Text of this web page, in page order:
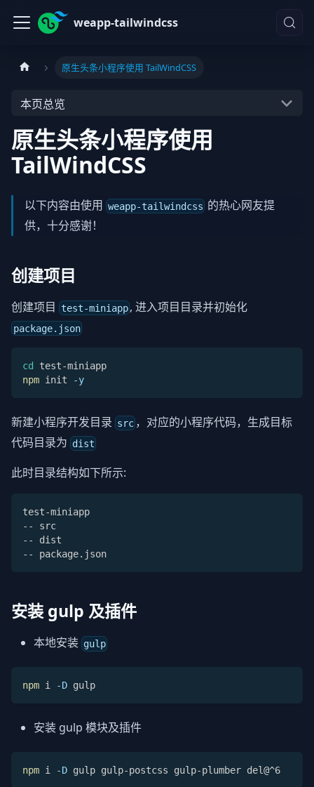
weapp-tailwindcss
原生头条小程序使用 TailWindCSS
本页总览
原生头条小程序使用
TailWindCSS
以下内容由使用 weapp-tailwindcss 的热心网友提
供，十分感谢！
创建项目
创建项目 test-miniapp , 进入项目目录并初始化
package.json
cd
test-miniapp
npm init -y
新建小程序开发目录 src ，对应的小程序代码，生成目标
代码目录为 dist
此时目录结构如下所示:
test-miniapp
-- src
-- dist
-- package.json
安装 gulp 及插件
本地安装 gulp
npm i -D gulp
安装 gulp 模块及插件
npm i -D gulp gulp-postcss gulp-plumber del@^6